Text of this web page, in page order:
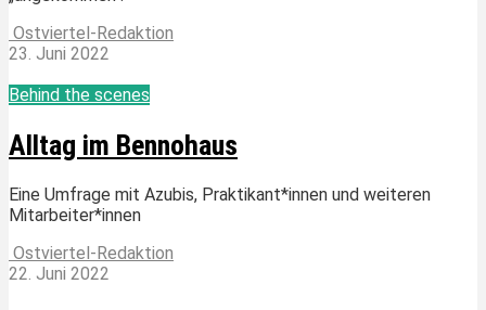
Ostviertel-Redaktion
23. Juni 2022
Behind the scenes
Alltag im Bennohaus
Eine Umfrage mit Azubis, Praktikant*innen und weiteren
Mitarbeiter*innen
Ostviertel-Redaktion
22. Juni 2022